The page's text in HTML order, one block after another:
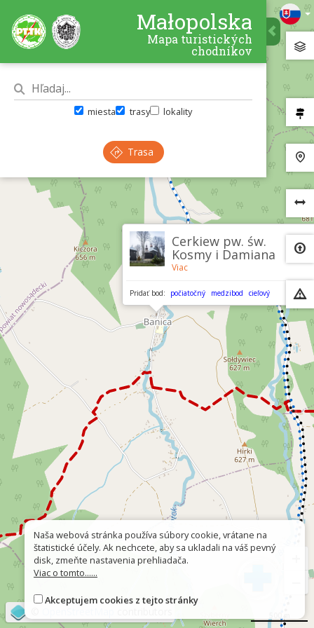
×
Cerkiew pw. św.
Kosmy i Damiana
Viac
Pridať bod: počiatočný medzibod cieľový
Małopolska
Mapa turistických
chodníkov
miesta trasy lokality
Trasa
Naša webová stránka používa súbory cookie, vrátane na
štatistické účely. Ak nechcete, aby sa ukladali na váš pevný
disk, zmeňte nastavenia prehliadača.
Viac o tomto......
Akceptujem cookies z tejto stránky